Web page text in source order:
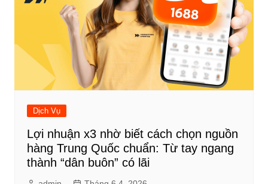
Dịch Vụ
Lợi nhuận x3 nhờ biết cách chọn nguồn
hàng Trung Quốc chuẩn: Từ tay ngang
thành “dân buôn” có lãi